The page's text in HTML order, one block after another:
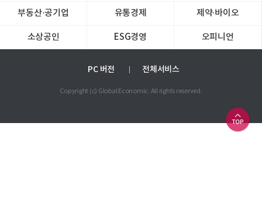
부동산·공기업 유통경제 제약∙바이오
소상공인 ESG경영 오피니언
PC 버전 전체서비스
Copyright (c) Global Economic. All rights reserved.